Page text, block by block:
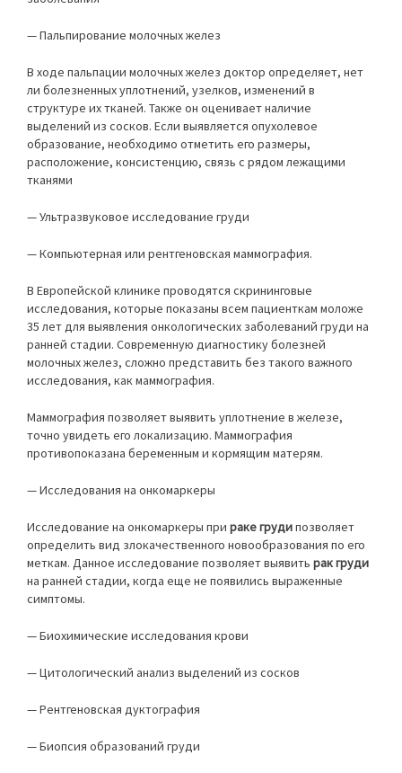
— Пальпирование молочных желез
В ходе пальпации молочных желез доктор определяет, нет
ли болезненных уплотнений, узелков, изменений в
структуре их тканей. Также он оценивает наличие
выделений из сосков. Если выявляется опухолевое
образование, необходимо отметить его размеры,
расположение, консистенцию, связь с рядом лежащими
тканями
— Ультразвуковое исследование груди
— Компьютерная или рентгеновская маммография.
В Европейской клинике проводятся скрининговые
исследования, которые показаны всем пациенткам моложе
35 лет для выявления онкологических заболеваний груди на
ранней стадии. Современную диагностику болезней
молочных желез, сложно представить без такого важного
исследования, как маммография.
Маммография позволяет выявить уплотнение в железе,
точно увидеть его локализацию. Маммография
противопоказана беременным и кормящим матерям.
— Исследования на онкомаркеры
Исследование на онкомаркеры при раке грудипозволяет
определить вид злокачественного новообразования по его
меткам. Данное исследование позволяет выявить рак груди
на ранней стадии, когда еще не появились выраженные
симптомы.
— Биохимические исследования крови
— Цитологический анализ выделений из сосков
— Рентгеновская дуктография
— Биопсия образований груди